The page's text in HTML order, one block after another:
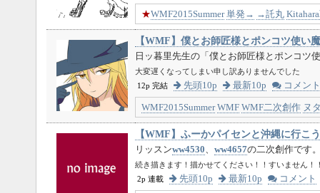
★WMF2015Summer 単発→ →託丸
【WMF】僕とお師匠様とポンコツ使い
日ッ暮里先生の「僕とお師匠様とポンコツ
大変遅くなってしまい申し訳ありませんでした
12p 完結
先頭10p 最新10p コメント
WMF2015Summer WMF WMF二次創作 ヌ
【WMF】ふーかパイセンと沖縄に行こ
リッスンww4530、 ww4657の二次創作です
続き描きます！描かせてください！！すいません！
2p 連載
先頭10p 最新10p コメント